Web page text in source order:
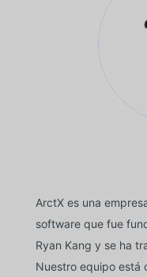
ArctX es una
software que fue
Ryan Kang y se ha
Nuestro equipo está